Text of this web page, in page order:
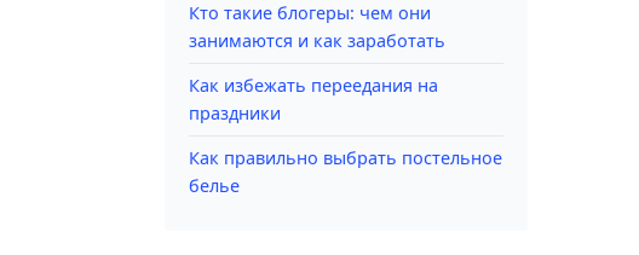
Кто такие блогеры: чем они
занимаются и как заработать
Как избежать переедания на
праздники
Как правильно выбрать постельное
белье